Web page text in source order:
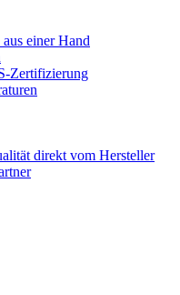
einer Hand
Zertifizierung
direkt vom Hersteller